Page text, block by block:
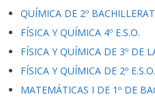
QUÍMICA DE 2º
FÍSICA Y QUÍMICA 4º E.S.O.
FÍSICA Y QUÍMICA DE 3º DE
FÍSICA Y QUÍMICA DE 2º E.S.O.
MATEMÁTICAS I DE 1º DE